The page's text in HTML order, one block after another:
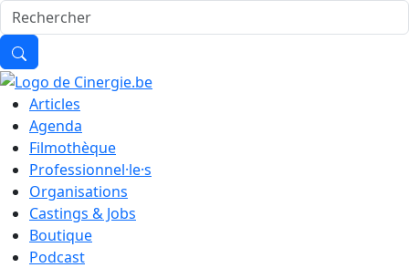
Articles
Agenda
Filmothèque
Professionnel·le·s
Organisations
Castings & Jobs
Boutique
Podcast